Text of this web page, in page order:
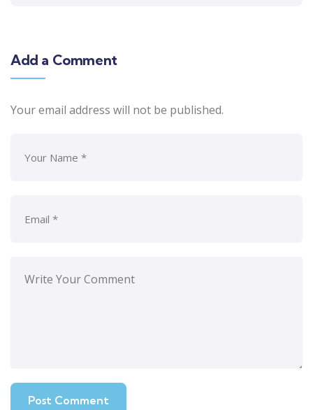
Add a Comment
Your email address will not be published.